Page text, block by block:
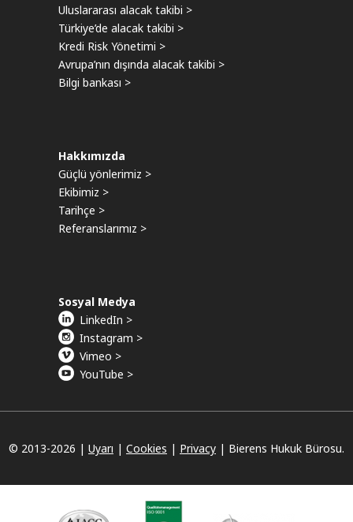
Uluslararası alacak takibi >
Türkiye’de alacak takibi >
Kredi Risk Yönetimi >
Avrupa’nın dışında alacak takibi >
Bilgi bankası >
Hakkımızda
Güçlü yönlerimiz >
Ekibimiz >
Tarihçe >
Referanslarımız >
Sosyal Medya
LinkedIn >
Instagram >
Vimeo >
YouTube >
© 2013-2026 | Uyarı | Cookies | Privacy | Bierens Hukuk Bürosu.